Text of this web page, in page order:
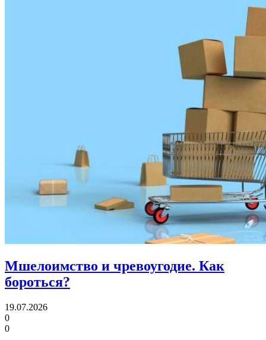
Мшелоимство и чревоугодие. Как
бороться?
19.07.2026
0
0